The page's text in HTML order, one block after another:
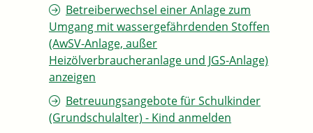
Betreiberwechsel einer Anlage zum
Umgang mit wassergefährdenden Stoffen
(AwSV-Anlage, außer
Heizölverbraucheranlage und JGS-Anlage)
anzeigen
Betreuungsangebote für Schulkinder
(Grundschulalter) - Kind anmelden